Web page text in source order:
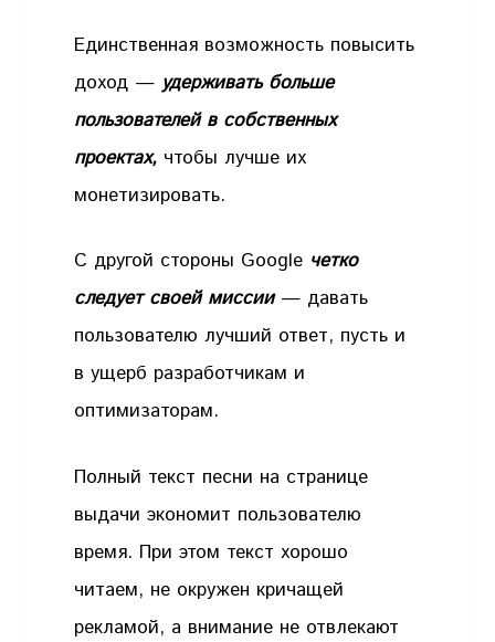
Единственная возможность повысить
доход — удерживать больше
пользователей в собственных
проектах, чтобы лучше их
монетизировать.
С другой стороны Google четко
следует своей миссии— давать
пользователю лучший ответ, пусть и
в ущерб разработчикам и
оптимизаторам.
Полный текст песни на странице
выдачи экономит пользователю
время. При этом текст хорошо
читаем, не окружен кричащей
рекламой, а внимание не отвлекают